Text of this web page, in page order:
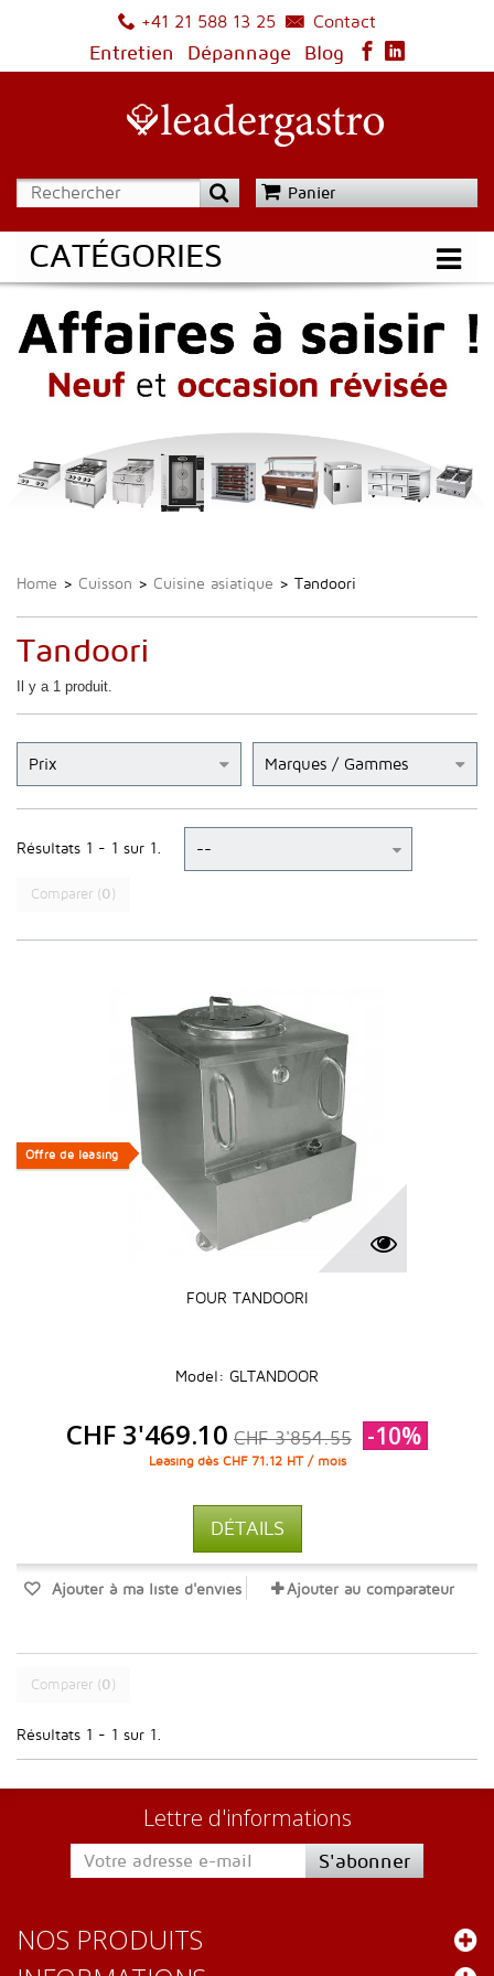
+41 21 588 13 25
Contact
Entretien
Dépannage Blog
Panier
CATÉGORIES
Home > Cuisson > Cuisine asiatique > Tandoori
Tandoori
Il y a 1 produit.
Prix Marques / Gammes
Résultats 1 - 1 sur 1.
Comparer (0)
Offre de leasing
Offre de leasing
FOUR TANDOORI
Model: GLTANDOOR
CHF 3'469.10 CHF 3'854.55 -10%
Leasing dès CHF 71.12 HT / mois
DÉTAILS
Ajouter à ma liste d'envies Ajouter au comparateur
Comparer (0)
Résultats 1 - 1 sur 1.
Lettre d'informations
S'abonner
NOS PRODUITS